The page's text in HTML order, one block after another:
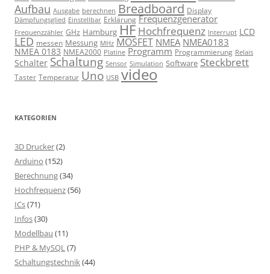
Aufbau Ausgabe berechnen Breadboard Display
Dämpfungsglied Einstellbar Erklärung Frequenzgenerator
Frequenzzähler GHz Hamburg HF Hochfrequenz Interrupt LCD
LED messen Messung MHz MOSFET NMEA NMEA0183
NMEA 0183 NMEA2000 Platine Programm Programmierung Relais
Schalter Schaltung Sensor Simulation Software Steckbrett
Taster Temperatur Uno USB video
KATEGORIEN
3D Drucker(2)
Arduino (152)
Berechnung(34)
Hochfrequenz(56)
ICs(71)
Infos(30)
Modellbau (11)
PHP & MySQL(7)
Schaltungstechnik(44)